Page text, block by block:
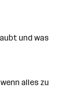
und was
alles zu